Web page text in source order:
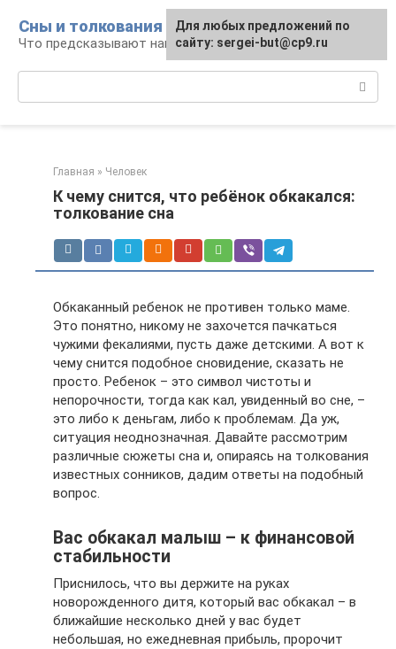
контенту
Сны и толкования
Что предсказывают нам наши сны
Главная » Человек
К чему снится, что ребёнок обкакался:
толкование сна
Обкаканный ребенок не противен только маме.
Это понятно, никому не захочется пачкаться
чужими фекалиями, пусть даже детскими. А вот к
чему снится подобное сновидение, сказать не
просто. Ребенок – это символ чистоты и
непорочности, тогда как кал, увиденный во сне, –
это либо к деньгам, либо к проблемам. Да уж,
ситуация неоднозначная. Давайте рассмотрим
различные сюжеты сна и, опираясь на толкования
известных сонников, дадим ответы на подобный
вопрос.
Вас обкакал малыш – к финансовой
стабильности
Приснилось, что вы держите на руках
новорожденного дитя, который вас обкакал – в
ближайшие несколько дней у вас будет
небольшая, но ежедневная прибыль, пророчит
Для любых предложений по
сайту: sergei-but@cp9.ru